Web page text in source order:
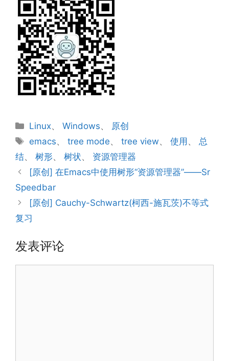
分
类
Linux、Windows、 原创
标
签
emacs、tree mode、tree view、使用 、总
结、 树形、 树状、 资源管理器
[原创] 在Emacs中使用树形“资源管理器”——Sr
Speedbar
[原创] Cauchy-Schwartz(柯西-施瓦茨)不等式
复习
发表评论